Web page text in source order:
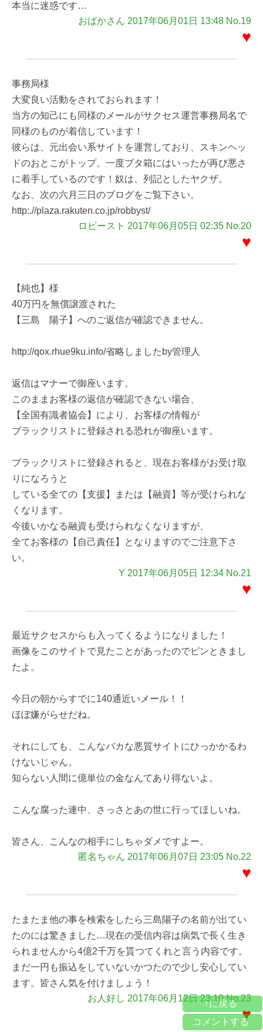
本当に迷惑です…
おばかさん 2017年06月01日 13:48 No.19
♥
事務局様
大変良い活動をされておられます！
当方の知己にも同様のメールがサクセス運営事務局名で
同様のものが着信しています！
彼らは、元出会い系サイトを運営しており、スキンヘッ
ドのおとこがトップ。一度ブタ箱にはいったが再び悪さ
に着手しているのです！奴は、列記としたヤクザ。
なお、次の六月三日のブログをご覧下さい。
http:.//plaza.rakuten.co.jp/robbyst/
ロビースト 2017年06月05日 02:35 No.20
♥
【純也】様
40万円を無償譲渡された
【三島 陽子】へのご返信が確認できません。
http://qox.rhue9ku.info/省略しましたby管理人
返信はマナーで御座います。
このままお客様の返信が確認できない場合、
【全国有識者協会】により、お客様の情報が
ブラックリストに登録される恐れが御座います。
ブラックリストに登録されると、現在お客様がお受け取
りになろうと
している全ての【支援】または【融資】等が受けられな
くなります。
今後いかなる融資も受けられなくなりますが、
全てお客様の【自己責任】となりますのでご注意下さ
い。
Y 2017年06月05日 12:34 No.21
♥
最近サクセスからも入ってくるようになりました！
画像をこのサイトで見たことがあったのでピンときまし
たよ。
今日の朝からすでに140通近いメール！！
ほぼ嫌がらせだね。
それにしても、こんなバカな悪質サイトにひっかかるわ
けないじゃん。
知らない人間に億単位の金なんてあり得ないよ。
こんな腐った連中、さっさとあの世に行ってほしいね。
皆さん、こんなの相手にしちゃダメですよー。
匿名ちゃん 2017年06月07日 23:05 No.22
♥
たまたま他の事を検索をしたら三島陽子の名前が出てい
たのには驚きました…現在の受信内容は病気で長く生き
られませんから4億2千万を貰つてくれと言う内容です。
まだ一円も振込をしていないかつたので少し安心してい
ます。皆さん気を付けましょう！
お人好し 2017年06月12日 23:10 No.23
♥
↑に戻る
コメントする